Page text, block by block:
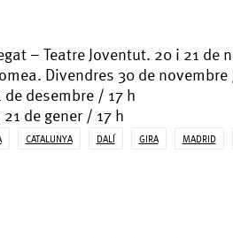
– Teatre Joventut. 20 i 21
Divendres 30 de
de desembre / 17 h
21 de gener / 17 h
CATALUNYA DALÍ GIRA MADRID